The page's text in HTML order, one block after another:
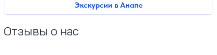
Экскурсии в Анапе
Отзывы о нас